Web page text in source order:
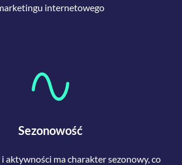
internetowego
Sezonowość
aktywności ma charakter sezonowy, co